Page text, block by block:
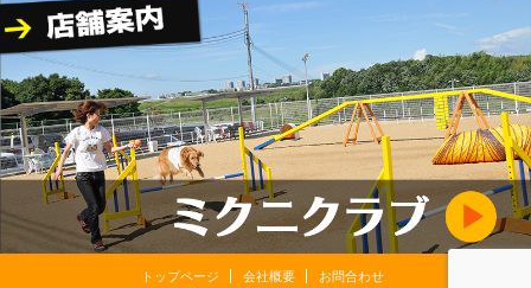
トップページ 会社概要 お問合わせ